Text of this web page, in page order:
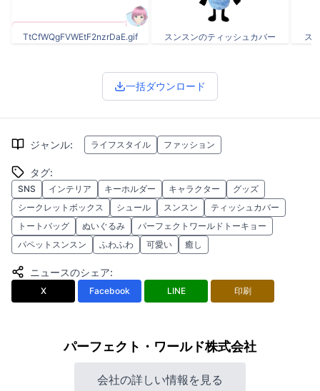
TtCfWQgFVWEtF2nzrDaE.gif スンスンのティッシュカバー ス
一括ダウンロード
ジャンル: ライフスタイル ファッション
タグ:
SNS インテリア キーホルダー キャラクター
グッズ
シークレットボックス
シュール スンスン
ティッシュカバー
トートバッグ
ぬいぐるみ
パーフェクトワールドトーキョー
パペットスンスン
ふわふわ 可愛い 癒し
ニュースのシェア:
X Facebook LINE 印刷
パーフェクト・ワールド株式会社
会社の詳しい情報を見る